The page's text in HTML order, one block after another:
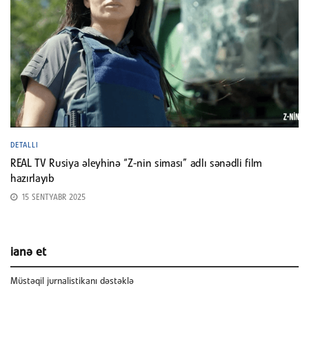
DETALLI
REAL TV Rusiya əleyhinə “Z-nin siması” adlı sənədli film
hazırlayıb
15 SENTYABR 2025
ianə et
Müstəqil jurnalistikanı dəstəklə